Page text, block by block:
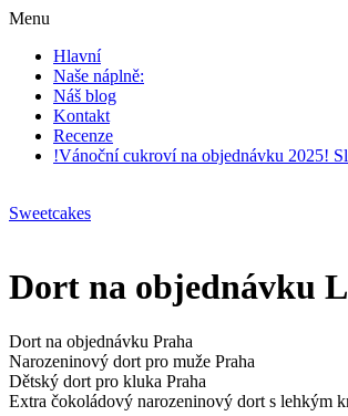
Menu
Hlavní
Naše náplně:
Náš blog
Kontakt
Recenze
!Vánoční cukroví na objednávku 2025!
Sweetcakes
Dort na objednávku
Dort na objednávku Praha
Narozeninový dort pro muže Praha
Dětský dort pro kluka Praha
Extra čokoládový narozeninový dort s lehkým